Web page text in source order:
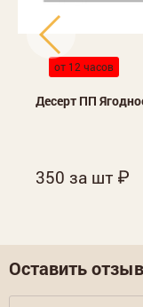
от 12 часов
Десерт ПП
350 за шт
Оставить отзыв